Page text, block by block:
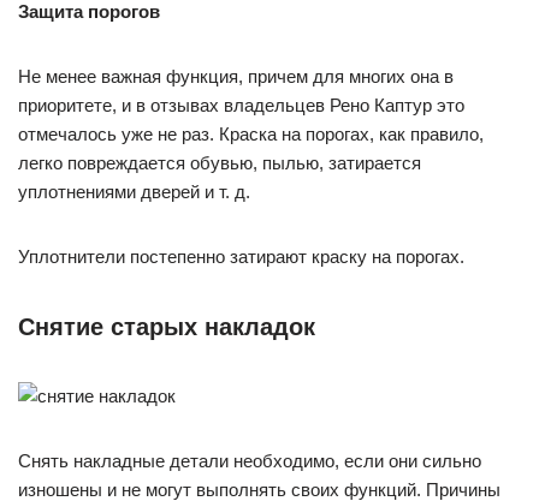
Защита порогов
Не менее важная функция, причем для многих она в
приоритете, и в отзывах владельцев Рено Каптур это
отмечалось уже не раз. Краска на порогах, как правило,
легко повреждается обувью, пылью, затирается
уплотнениями дверей и т. д.
Уплотнители постепенно затирают краску на порогах.
Снятие старых накладок
Снять накладные детали необходимо, если они сильно
изношены и не могут выполнять своих функций. Причины